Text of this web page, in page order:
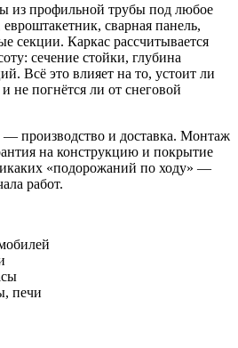
из профильной трубы под любое
сварная панель,
секции. Каркас рассчитывается
сечение стойки, глубина
Всё это влияет на то, устоит ли
не погнётся ли от снеговой
— производство и доставка. Монтаж
на конструкцию и покрытие
«подорожаний по ходу» —
работ.
печи